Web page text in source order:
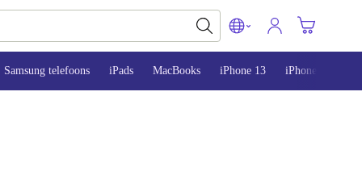
Samsung telefoons iPads MacBooks iPhone 13 iPhone 14